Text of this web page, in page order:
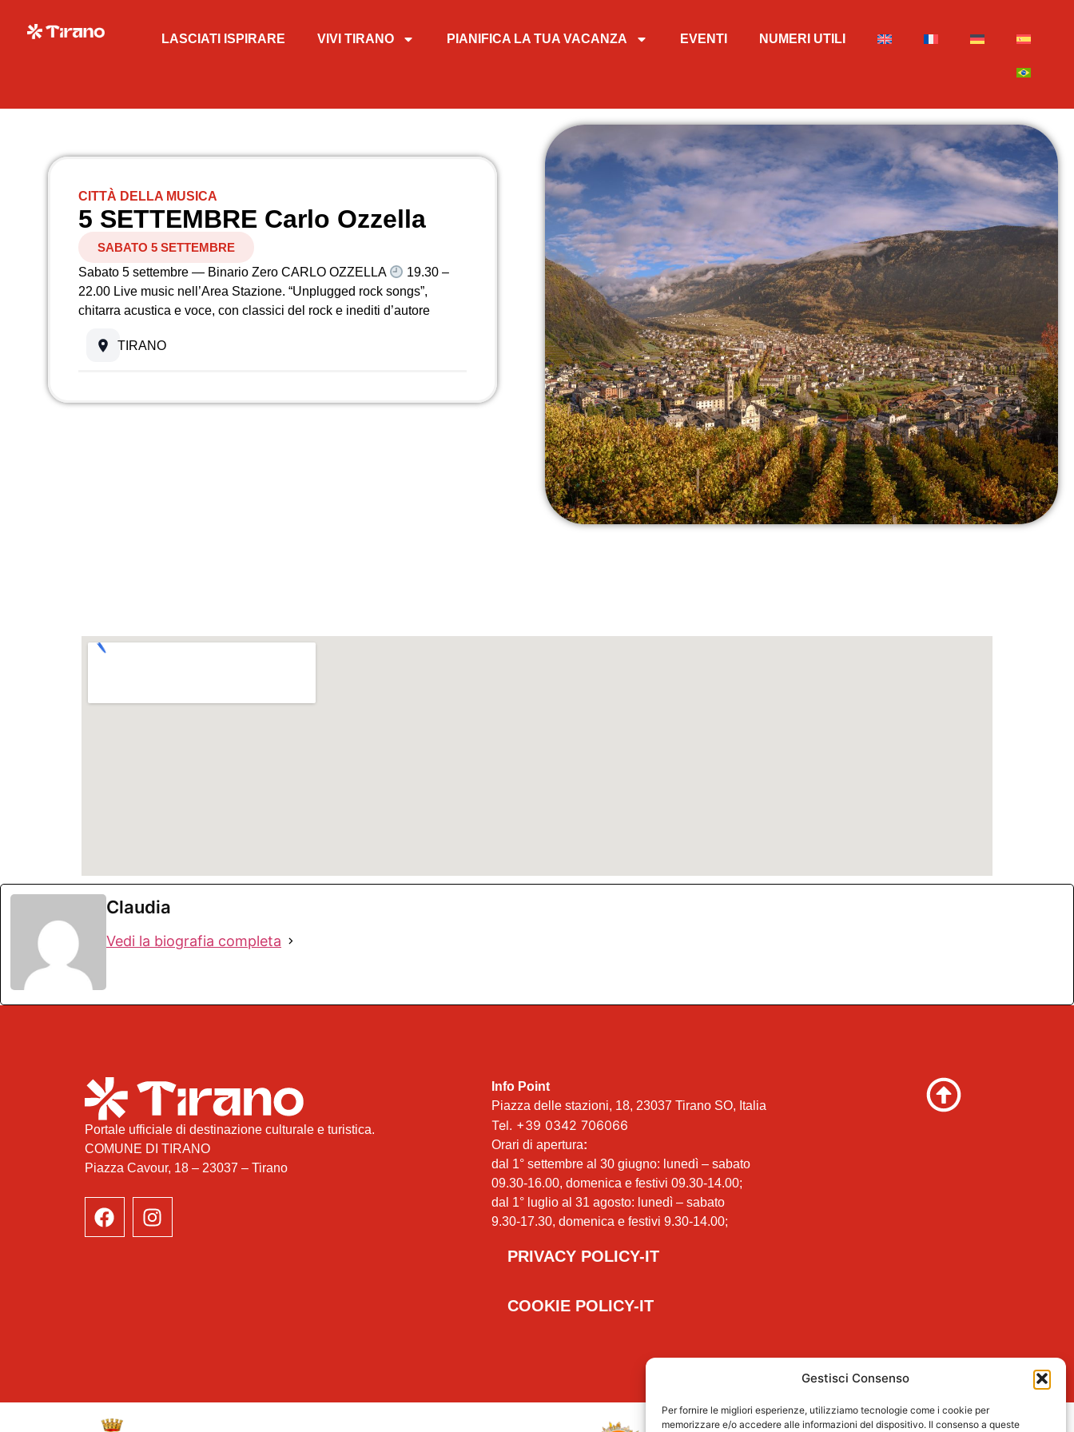
Gestisci Consenso
Per fornire le migliori esperienze, utilizziamo tecnologie come i cookie per
memorizzare e/o accedere alle informazioni del dispositivo. Il consenso a queste
LASCIATI ISPIRARE VIVI TIRANO PIANIFICA LA TUA VACANZA EVENTI NUMERI UTILI
CITTÀ DELLA MUSICA
5 SETTEMBRE Carlo Ozzella
SABATO 5 SETTEMBRE
Sabato 5 settembre — Binario Zero CARLO OZZELLA
19.30 –
22.00 Live music nell’Area Stazione. “Unplugged rock songs”,
chitarra acustica e voce, con classici del rock e inediti d’autore
TIRANO
Claudia
Vedi la biografia completa
Portale ufficiale di destinazione culturale e turistica.
COMUNE DI TIRANO
Piazza Cavour, 18 – 23037 – Tirano
Info Point
Piazza delle stazioni, 18, 23037 Tirano SO, Italia
Tel. +39 0342 706066
Orari di apertura:
dal 1° settembre al 30 giugno: lunedì – sabato
09.30-16.00, domenica e festivi 09.30-14.00;
dal 1° luglio al 31 agosto: lunedì – sabato
9.30-17.30, domenica e festivi 9.30-14.00;
PRIVACY POLICY-IT
COOKIE POLICY-IT